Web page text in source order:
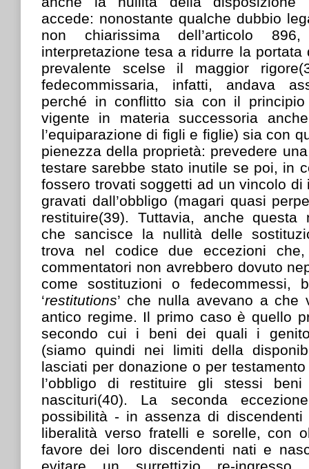
accede: nonostante qualche dubbio
non chiarissima dell’articolo
interpretazione tesa a ridurre la portata
prevalente scelse il maggior
fedecommissaria, infatti, andava
perché in conflitto sia con il
vigente in materia successoria
l’equiparazione di figli e figlie) sia con
pienezza della proprietà: prevedere
testare sarebbe stato inutile se poi, in
fossero trovati soggetti ad un vincolo di
gravati dall’obbligo (magari quasi
restituire(39). Tuttavia, anche questa
che sancisce la nullità delle
trova nel codice due eccezioni
commentatori non avrebbero dovuto
come sostituzioni o fedecommessi,
‘restitutions’ che nulla avevano a che
antico regime. Il primo caso è quello
secondo cui i beni dei quali i
(siamo quindi nei limiti della
lasciati per donazione o per
l’obbligo di restituire gli stessi
nascituri(40). La seconda
possibilità - in assenza di
liberalità verso fratelli e sorelle, con
favore dei loro discendenti nati e
evitare un surrettizio re-